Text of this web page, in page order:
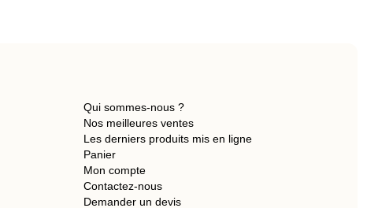
Qui sommes-nous ?
Nos meilleures ventes
Les derniers produits mis en ligne
Panier
Mon compte
Contactez-nous
Demander un devis